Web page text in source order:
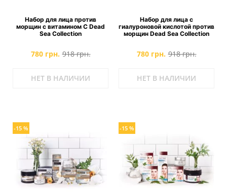
Набор для лица против
морщин с витамином С Dead
Sea Collection
780 грн. 918 грн.
НЕТ В НАЛИЧИИ
Набор для лица с
гиалуроновой кислотой против
морщин Dead Sea Collection
780 грн. 918 грн.
НЕТ В НАЛИЧИИ
-15 % -15 %